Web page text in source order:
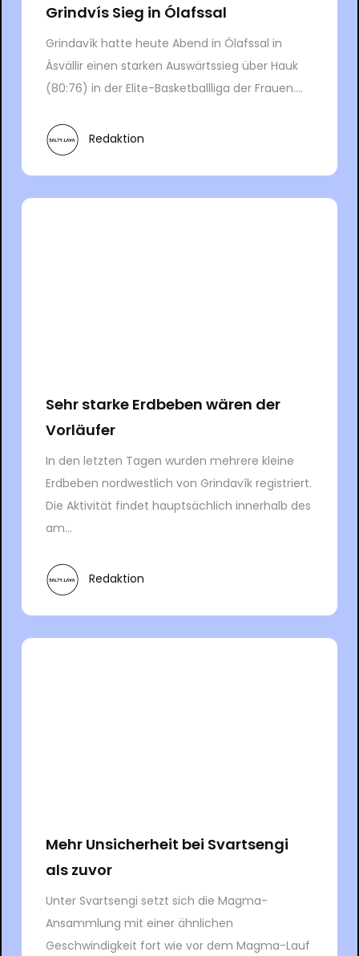
Grindvís Sieg in Ólafssal
Grindavík hatte heute Abend in Ólafssal in
Ásvällir einen starken Auswärtssieg über Hauk
(80:76) in der Elite-Basketballliga der Frauen....
Redaktion
Sehr starke Erdbeben wären der
Vorläufer
In den letzten Tagen wurden mehrere kleine
Erdbeben nordwestlich von Grindavík registriert.
Die Aktivität findet hauptsächlich innerhalb des
am...
Redaktion
Mehr Unsicherheit bei Svartsengi
als zuvor
Unter Svartsengi setzt sich die Magma-
Ansammlung mit einer ähnlichen
Geschwindigkeit fort wie vor dem Magma-Lauf